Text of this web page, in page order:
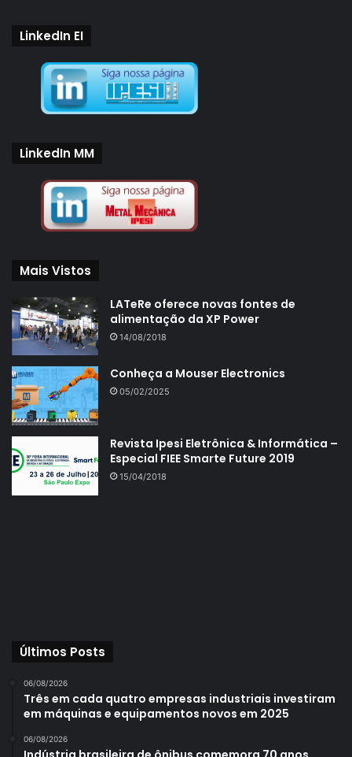
LinkedIn EI
LinkedIn MM
Mais Vistos
LATeRe oferece novas fontes de
alimentação da XP Power
14/08/2018
Conheça a Mouser Electronics
05/02/2025
Revista Ipesi Eletrônica & Informática –
Especial FIEE Smarte Future 2019
15/04/2018
Últimos Posts
06/08/2026
Três em cada quatro empresas industriais investiram
em máquinas e equipamentos novos em 2025
06/08/2026